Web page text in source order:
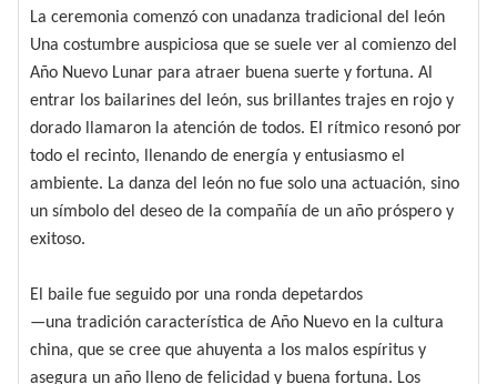
La ceremonia comenzó con unadanza tradicional del león
Una costumbre auspiciosa que se suele ver al comienzo del
Año Nuevo Lunar para atraer buena suerte y fortuna. Al
entrar los bailarines del león, sus brillantes trajes en rojo y
dorado llamaron la atención de todos. El rítmico resonó por
todo el recinto, llenando de energía y entusiasmo el
ambiente. La danza del león no fue solo una actuación, sino
un símbolo del deseo de la compañía de un año próspero y
exitoso.
El baile fue seguido por una ronda depetardos
—una tradición característica de Año Nuevo en la cultura
china, que se cree que ahuyenta a los malos espíritus y
asegura un año lleno de felicidad y buena fortuna. Los